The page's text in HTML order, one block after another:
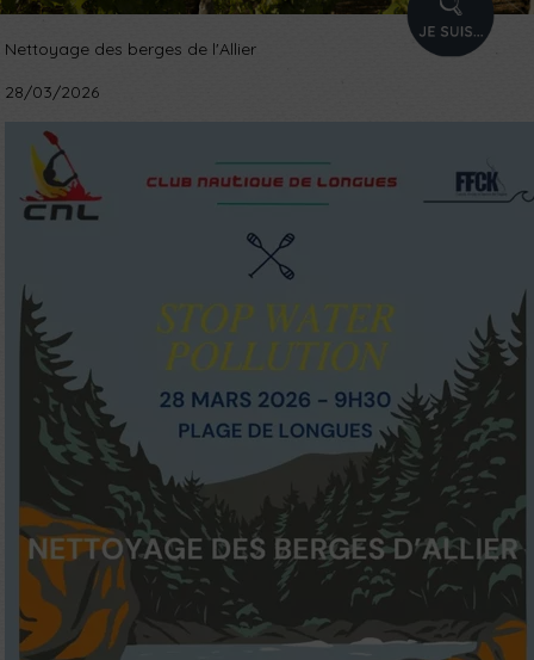
PROFIL
Nettoyage des berges de l'Allier
28/03/2026